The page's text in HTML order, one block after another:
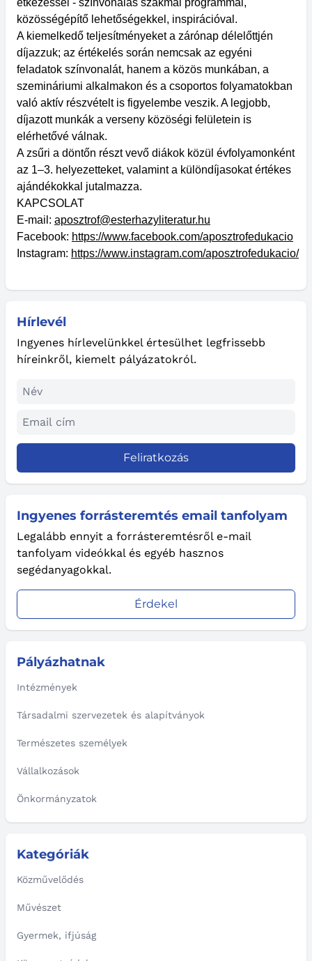
Hírlevél
Ingyenes hírlevelünkkel értesülhet legfrissebb
híreinkről, kiemelt pályázatokról.
Feliratkozás
Ingyenes forrásteremtés email tanfolyam
Legalább ennyit a forrásteremtésről e-mail
tanfolyam videókkal és egyéb hasznos
segédanyagokkal.
Érdekel
Pályázhatnak
Intézmények
Társadalmi szervezetek és alapítványok
Természetes személyek
Vállalkozások
Önkormányzatok
Kategóriák
Közművelődés
Művészet
Gyermek, ifjúság
étkezéssel - színvonalas szakmai programmal,
közösségépítő lehetőségekkel, inspirációval.
A kiemelkedő teljesítményeket a zárónap délelőttjén
díjazzuk; az értékelés során nemcsak az egyéni
feladatok színvonalát, hanem a közös munkában, a
szemináriumi alkalmakon és a csoportos folyamatokban
való aktív részvételt is figyelembe veszik. A legjobb,
díjazott munkák a verseny közöségi felületein is
elérhetővé válnak.
A zsűri a döntőn részt vevő diákok közül évfolyamonként
az 1–3. helyezetteket, valamint a különdíjasokat értékes
ajándékokkal jutalmazza.
KAPCSOLAT
E-mail: aposztrof@esterhazyliteratur.hu
Facebook: https://www.facebook.com/aposztrofedukacio
Instagram: https://www.instagram.com/aposztrofedukacio/